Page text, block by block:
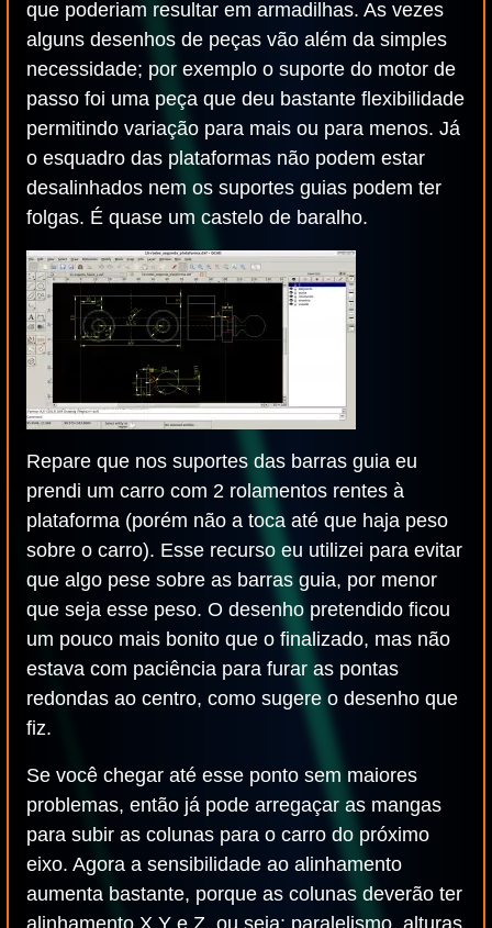
que poderiam resultar em armadilhas. As vezes
alguns desenhos de peças vão além da simples
necessidade; por exemplo o suporte do motor de
passo foi uma peça que deu bastante flexibilidade
permitindo variação para mais ou para menos. Já
o esquadro das plataformas não podem estar
desalinhados nem os suportes guias podem ter
folgas. É quase um castelo de baralho.
Repare que nos suportes das barras guia eu
prendi um carro com 2 rolamentos rentes à
plataforma (porém não a toca até que haja peso
sobre o carro). Esse recurso eu utilizei para evitar
que algo pese sobre as barras guia, por menor
que seja esse peso. O desenho pretendido ficou
um pouco mais bonito que o finalizado, mas não
estava com paciência para furar as pontas
redondas ao centro, como sugere o desenho que
fiz.
Se você chegar até esse ponto sem maiores
problemas, então já pode arregaçar as mangas
para subir as colunas para o carro do próximo
eixo. Agora a sensibilidade ao alinhamento
aumenta bastante, porque as colunas deverão ter
alinhamento X,Y e Z, ou seja: paralelismo, alturas